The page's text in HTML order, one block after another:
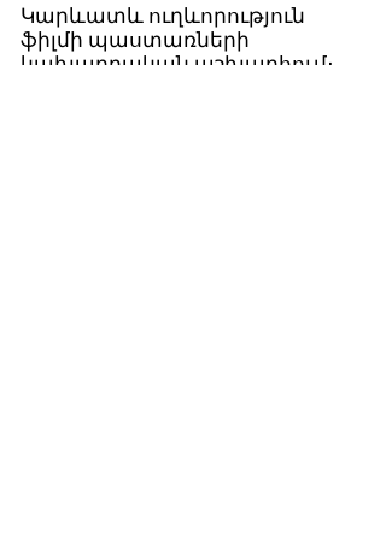
Կարևատև ուղևորություն
ֆիլմի պաստառների
կախարդական աշխարհում։